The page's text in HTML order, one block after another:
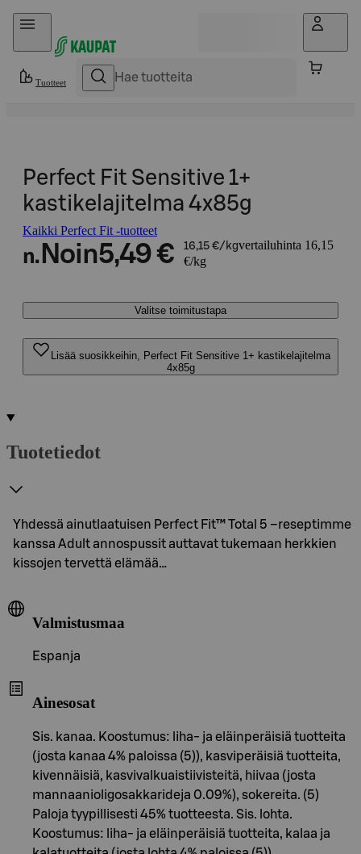
Hyppää sisältöön
Tuotteet
Perfect Fit Sensitive 1+
kastikelajitelma 4x85g
Kaikki Perfect Fit -tuotteet
n. Noin5,49 € 16,15 €/kgvertailuhinta 16,15
€/kg
Valitse toimitustapa
Lisää suosikkeihin, Perfect Fit Sensitive 1+ kastikelajitelma
4x85g
Tuotetiedot
Yhdessä ainutlaatuisen Perfect Fit™ Total 5 –reseptimme
kanssa Adult annospussit auttavat tukemaan herkkien
kissojen tervettä elämää…
Valmistusmaa
Espanja
Ainesosat
Sis. kanaa. Koostumus: liha- ja eläinperäisiä tuotteita
(josta kanaa 4% paloissa (5)), kasviperäisiä tuotteita,
kivennäisiä, kasvivalkuaistiivisteitä, hiivaa (josta
mannaanioligosakkarideja 0.09%), sokereita. (5)
Paloja tyypillisesti 45% tuotteesta. Sis. lohta.
Koostumus: liha- ja eläinperäisiä tuotteita, kalaa ja